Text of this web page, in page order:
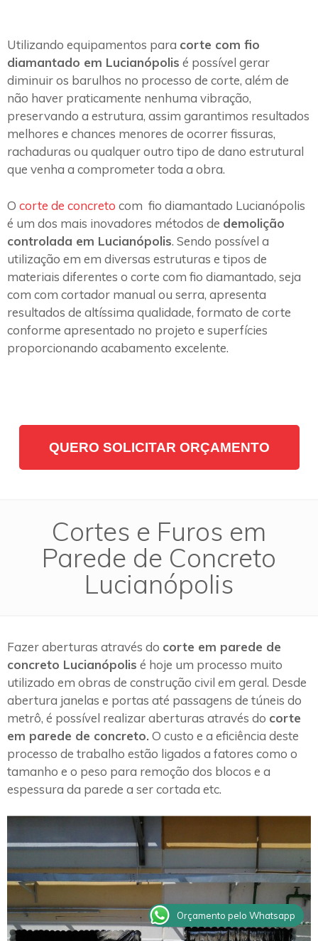
Utilizando equipamentos para corte com fio
diamantado em Lucianópolis é possível gerar
diminuir os barulhos no processo de corte, além de
não haver praticamente nenhuma vibração,
preservando a estrutura, assim garantimos resultados
melhores e chances menores de ocorrer fissuras,
rachaduras ou qualquer outro tipo de dano estrutural
que venha a comprometer toda a obra.
O corte de concreto com fio diamantado Lucianópolis
é um dos mais inovadores métodos de demolição
controlada em Lucianópolis. Sendo possível a
utilização em em diversas estruturas e tipos de
materiais diferentes o corte com fio diamantado, seja
com com cortador manual ou serra, apresenta
resultados de altíssima qualidade, formato de corte
conforme apresentado no projeto e superfícies
proporcionando acabamento excelente.
QUERO SOLICITAR ORÇAMENTO
Cortes e Furos em
Parede de Concreto
Lucianópolis
Fazer aberturas através do corte em parede de
concreto Lucianópolis é hoje um processo muito
utilizado em obras de construção civil em geral. Desde
abertura janelas e portas até passagens de túneis do
metrô, é possível realizar aberturas através do corte
em parede de concreto. O custo e a eficiência deste
processo de trabalho estão ligados a fatores como o
tamanho e o peso para remoção dos blocos e a
espessura da parede a ser cortada etc.
Orçamento pelo Whatsapp